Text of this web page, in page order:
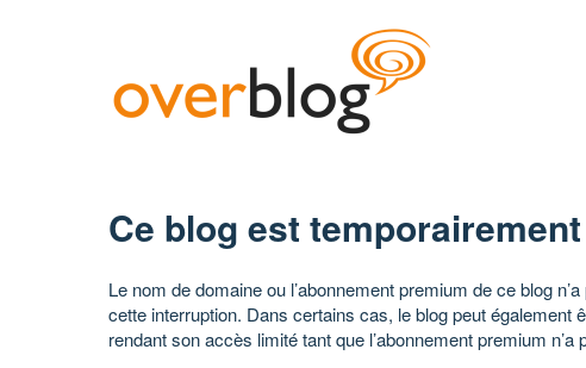
Ce blog est
Le nom de domaine ou l’abonnement premium de ce blog
cette interruption. Dans certains cas, le blog peut également
rendant son accès limité tant que l’abonnement premium n’a